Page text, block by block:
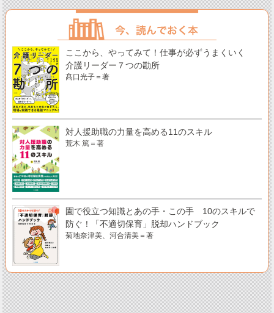
ここから、やってみて！仕事が必ずうまくいく
介護リーダー７つの勘所
髙口光子＝著
対人援助職の力量を高める11のスキル
荒木 篤＝著
園で役立つ知識とあの手・この手 10のスキルで
防ぐ！「不適切保育」脱却ハンドブック
菊地奈津美、河合清美＝著